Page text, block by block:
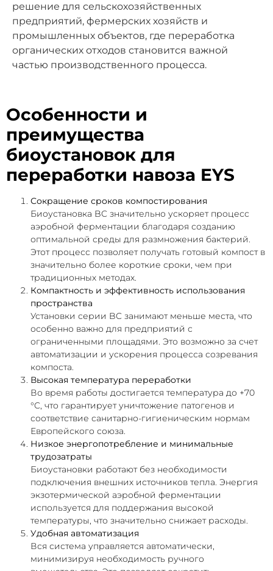
решение для сельскохозяйственных
предприятий, фермерских хозяйств и
промышленных объектов, где переработка
органических отходов становится важной
частью производственного процесса.
Особенности и
преимущества
биоустановок для
переработки навоза EYS
Сокращение сроков компостирования
Биоустановка BC значительно ускоряет процесс
аэробной ферментации благодаря созданию
оптимальной среды для размножения бактерий.
Этот процесс позволяет получать готовый компост в
значительно более короткие сроки, чем при
традиционных методах.
Компактность и эффективность использования
пространства
Установки серии BC занимают меньше места, что
особенно важно для предприятий с
ограниченными площадями. Это возможно за счет
автоматизации и ускорения процесса созревания
компоста.
Высокая температура переработки
Во время работы достигается температура до +70
°C, что гарантирует уничтожение патогенов и
соответствие санитарно-гигиеническим нормам
Европейского союза.
Низкое энергопотребление и минимальные
трудозатраты
Биоустановки работают без необходимости
подключения внешних источников тепла. Энергия
экзотермической аэробной ферментации
используется для поддержания высокой
температуры, что значительно снижает расходы.
Удобная автоматизация
Вся система управляется автоматически,
минимизируя необходимость ручного